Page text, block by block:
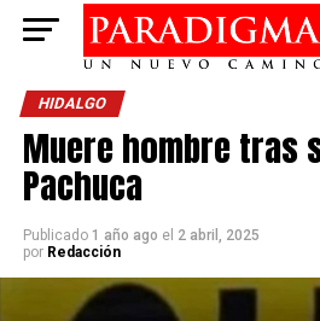
HIDALGO
Muere hombre tras
Pachuca
Publicado 1 año ago el 2 abril, 2025
por Redacción